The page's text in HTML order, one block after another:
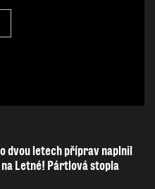
dvou letech příprav naplnil
Letné! Pártlová stopla